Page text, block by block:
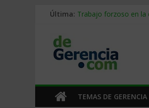
Última: Trabajo forzoso en la
Despido silencioso:
IA en selección de
TEMAS DE GERENCIA